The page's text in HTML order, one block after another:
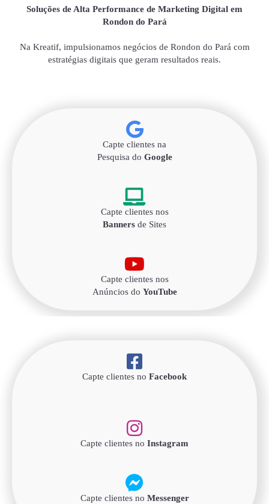
Soluções de Alta Performance de Marketing Digital em
Rondon do Pará
Na Kreatif, impulsionamos negócios de Rondon do Pará com
estratégias digitais que geram resultados reais.
Capte clientes na
Pesquisa do Google
Capte clientes nos
Banners de Sites
Capte clientes nos
Anúncios do YouTube
Capte clientes no Facebook
Capte clientes no Instagram
Capte clientes no Messenger